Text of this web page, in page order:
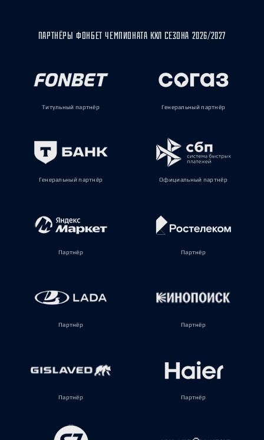
ПАРТНЁРЫ ФОНБЕТ ЧЕМПИОНАТА КХЛ СЕЗОНА 2026/2027
Титульный партнёр Генеральный партнёр
Генеральный партнёр Официальный партнёр
Партнёр Партнёр
Партнёр Партнёр
Партнёр Партнёр